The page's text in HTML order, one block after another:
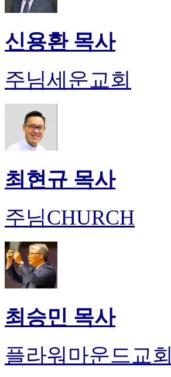
신용환 목사
주님세운교회
최현규 목사
주님CHURCH
최승민 목사
플라워마운드교회